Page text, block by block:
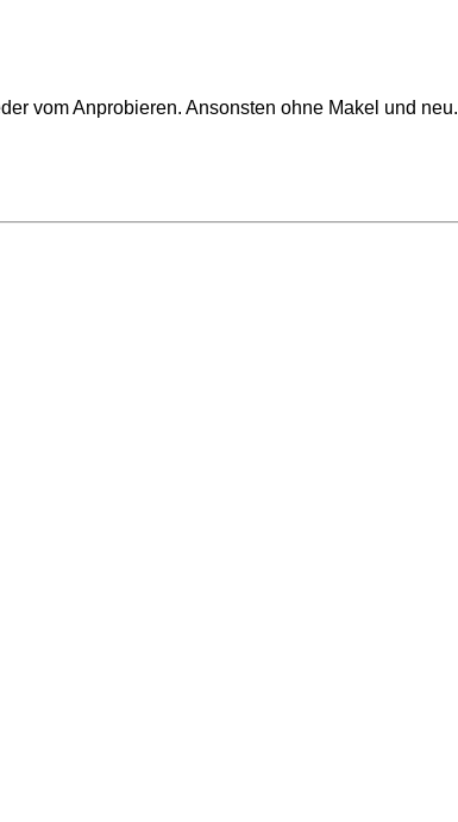
vom Anprobieren. Ansonsten ohne Makel und neu.